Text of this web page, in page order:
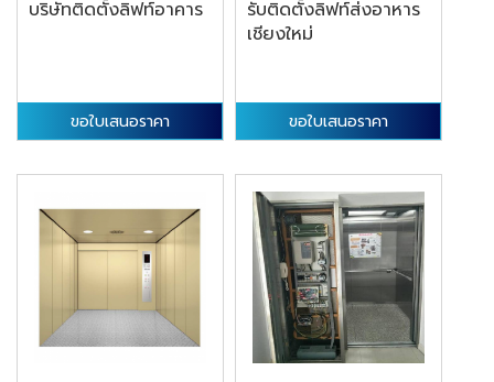
บริษัทติดตั้งลิฟท์อาคาร
ขอใบเสนอราคา
รับติดตั้งลิฟท์ส่งอาหาร
เชียงใหม่
ขอใบเสนอราคา